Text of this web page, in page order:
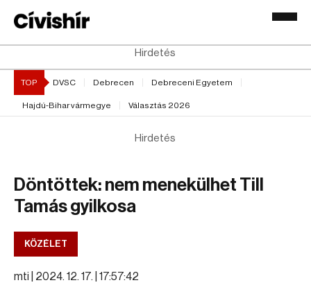
Hirdetés
TOP DVSC Debrecen Debreceni Egyetem
Hajdú-Bihar vármegye Választás 2026
Hirdetés
Döntöttek: nem menekülhet Till
Tamás gyilkosa
KÖZÉLET
mti | 2024. 12. 17. | 17:57:42